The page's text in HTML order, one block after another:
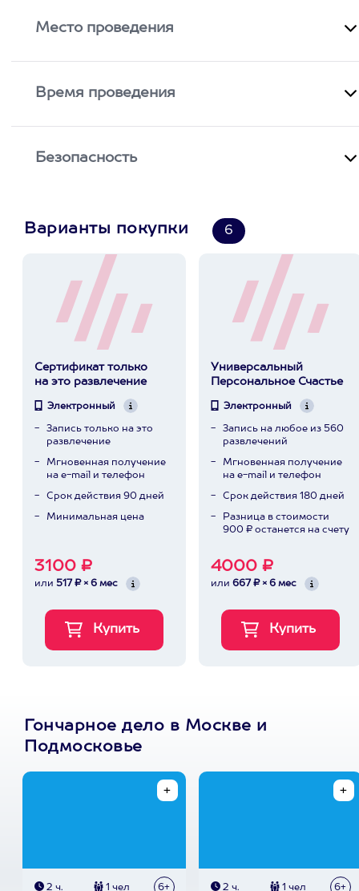
Место проведения
Время проведения
Безопасность
Варианты покупки 6
Сертификат только
на это развлечение
Электронный
Запись только на это
развлечение
Мгновенная получение
на e-mail и телефон
Срок действия 90 дней
Минимальная цена
3100 ₽
или 517 ₽ × 6 мес
Универсальный
Персональное Счастье
Электронный
Запись на любое из 560
развлечений
Мгновенная получение
на e-mail и телефон
Срок действия 180 дней
Разница в стоимости
900 ₽ останется на счету
4000 ₽
или 667 ₽ × 6 мес
Гончарное дело в Москве и
Подмосковье
2 ч. 1 чел 6+ 2 ч. 1 чел 6+